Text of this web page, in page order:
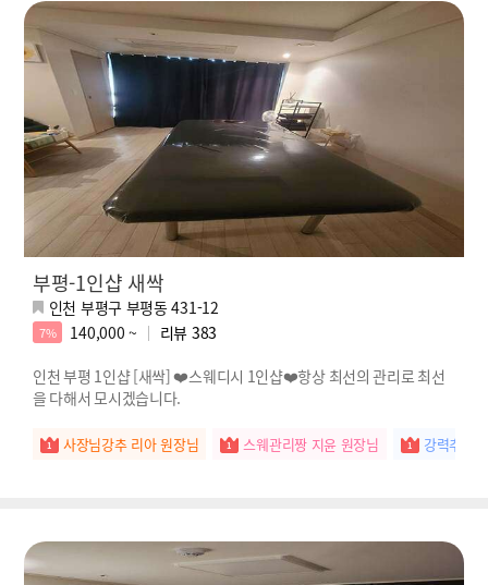
부평-1인샵 새싹
인천 부평구 부평동 431-12
7% 140,000 ~ 리뷰 383
인천 부평 1인샵 [새싹] ❤️스웨디시 1인샵❤️항상 최선의 관리로 최선
을 다해서 모시겠습니다.
사장님강추 리아 원장님 스웨관리짱 지윤 원장님 강력추천